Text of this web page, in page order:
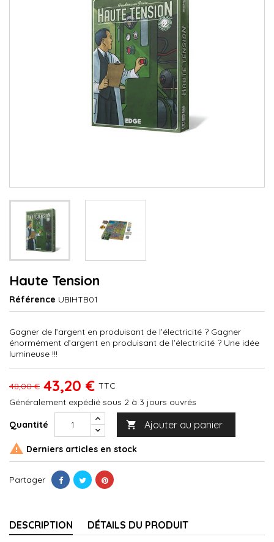
Haute Tension
Référence UBIHTB01
Gagner de l’argent en produisant de l’électricité ? Gagner
énormément d’argent en produisant de l’électricité ? Une idée
lumineuse !!!
48,00 € 43,20 € TTC
Généralement expédié sous 2 à 3 jours ouvrés
Quantité  Ajouter au panier
 Derniers articles en stock
Partager
DESCRIPTION DÉTAILS DU PRODUIT